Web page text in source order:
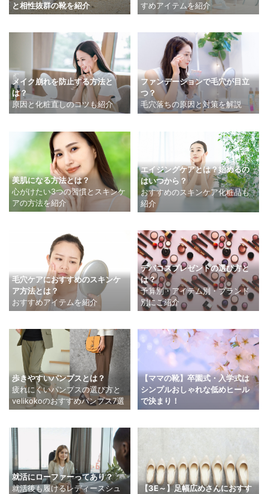
と相性抜群の靴を紹介
すめアイテムを紹介
メイク崩れを防止する方法と
は？
原因と化粧直しのコツも紹介
ファンデーションで毛穴が目立
つ？
毛穴落ちの原因と対策を解説
美肌になる方法とは？
心がけたい3つの習慣とスキンケ
アの方法を紹介
エイジングケアとは？始めるの
はいつから？
おすすめのスキンケア化粧品も
紹介
毛穴ケアにおすすめのスキンケ
ア方法とは？
おすすめアイテムを紹介
デパコスプレゼントの選び方と
は？
予算別・アイテム別・ブランド
別にご紹介
歩きやすいパンプスとは？
疲れにくいパンプスの選び方と
velikokoのおすすめパンプス7選
【ママの靴】卒園式・入学式は
シンプルおしゃれな低めヒール
で決まり！
就活にローファーってあり？
就活後も履けるレディースシュ
【3E～】足幅広めさんにおすす